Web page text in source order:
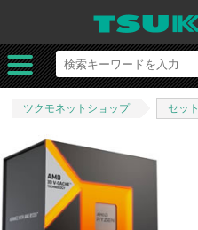
ツクモネットショップ セット